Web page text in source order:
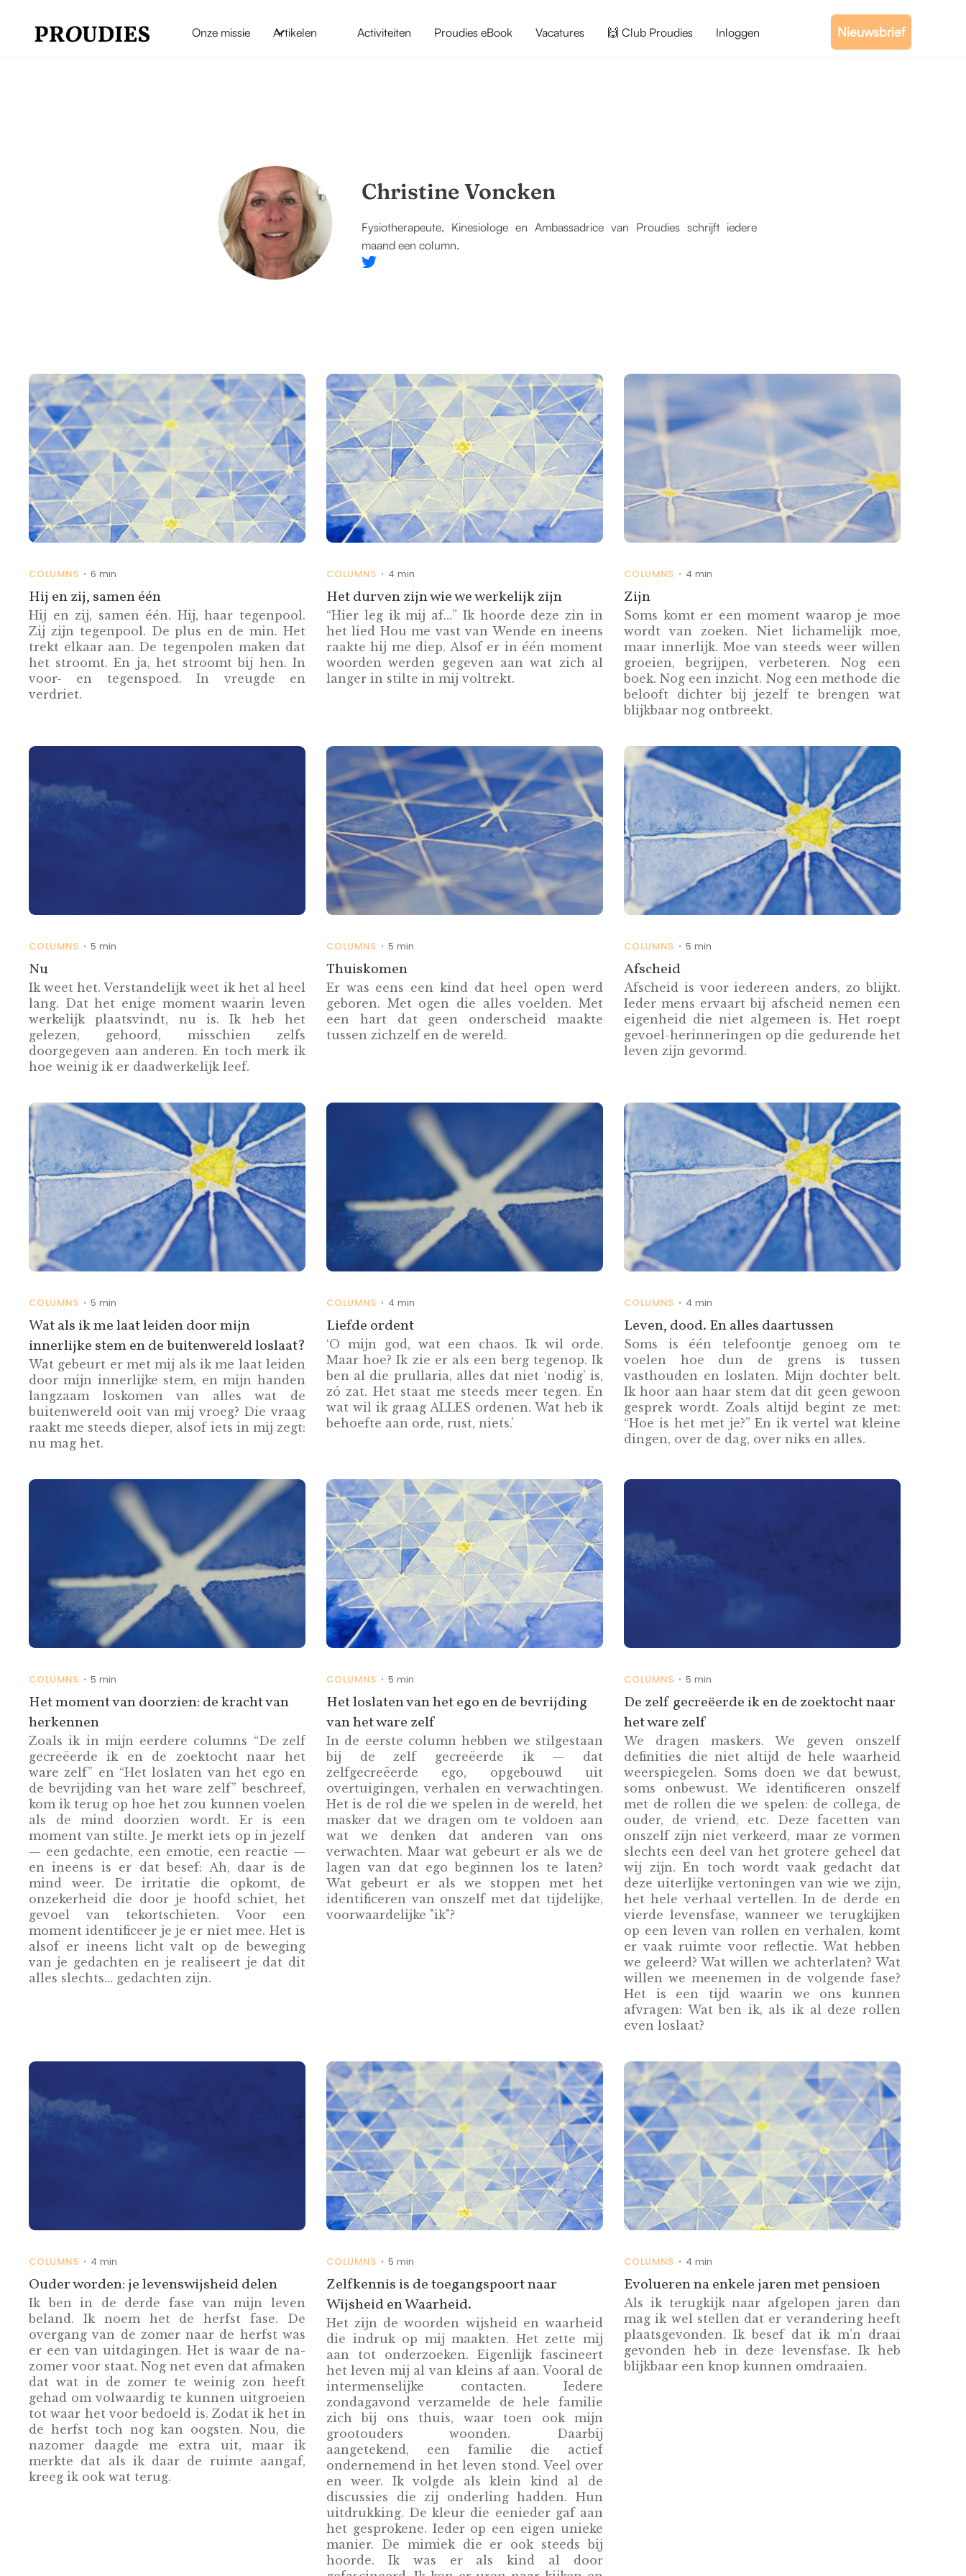
Onze missie Artikelen Activiteiten Proudies eBook Vacatures 🙌 Club Proudies Inloggen Nieuwsbrief
Christine Voncken
Fysiotherapeute, Kinesiologe en Ambassadrice van Proudies schrijft iedere
maand een column.
COLUMNS • 6 min
Hij en zij, samen één
Hij en zij, samen één. Hij, haar tegenpool.
Zij zijn tegenpool. De plus en de min. Het
trekt elkaar aan. De tegenpolen maken dat
het stroomt. En ja, het stroomt bij hen. In
voor- en tegenspoed. In vreugde en
verdriet.
COLUMNS • 4 min
Het durven zijn wie we werkelijk zijn
“Hier leg ik mij af…” Ik hoorde deze zin in
het lied Hou me vast van Wende en ineens
raakte hij me diep. Alsof er in één moment
woorden werden gegeven aan wat zich al
langer in stilte in mij voltrekt.
COLUMNS • 4 min
Zijn
Soms komt er een moment waarop je moe
wordt van zoeken. Niet lichamelijk moe,
maar innerlijk. Moe van steeds weer willen
groeien, begrijpen, verbeteren. Nog een
boek. Nog een inzicht. Nog een methode die
belooft dichter bij jezelf te brengen wat
blijkbaar nog ontbreekt.
COLUMNS • 5 min
Nu
Ik weet het. Verstandelijk weet ik het al heel
lang. Dat het enige moment waarin leven
werkelijk plaatsvindt, nu is. Ik heb het
gelezen, gehoord, misschien zelfs
doorgegeven aan anderen. En toch merk ik
hoe weinig ik er daadwerkelijk leef.
COLUMNS • 5 min
Thuiskomen
Er was eens een kind dat heel open werd
geboren. Met ogen die alles voelden. Met
een hart dat geen onderscheid maakte
tussen zichzelf en de wereld.
COLUMNS • 5 min
Afscheid
Afscheid is voor iedereen anders, zo blijkt.
Ieder mens ervaart bij afscheid nemen een
eigenheid die niet algemeen is. Het roept
gevoel-herinneringen op die gedurende het
leven zijn gevormd.
COLUMNS • 5 min
Wat als ik me laat leiden door mijn
innerlijke stem en de buitenwereld loslaat?
Wat gebeurt er met mij als ik me laat leiden
door mijn innerlijke stem, en mijn handen
langzaam loskomen van alles wat de
buitenwereld ooit van mij vroeg? Die vraag
raakt me steeds dieper, alsof iets in mij zegt:
nu mag het.
COLUMNS • 4 min
Liefde ordent
‘O mijn god, wat een chaos. Ik wil orde.
Maar hoe? Ik zie er als een berg tegenop. Ik
ben al die prullaria, alles dat niet ‘nodig’ is,
zó zat. Het staat me steeds meer tegen. En
wat wil ik graag ALLES ordenen. Wat heb ik
behoefte aan orde, rust, niets.’
COLUMNS • 4 min
Leven, dood. En alles daartussen
Soms is één telefoontje genoeg om te
voelen hoe dun de grens is tussen
vasthouden en loslaten. Mijn dochter belt.
Ik hoor aan haar stem dat dit geen gewoon
gesprek wordt. Zoals altijd begint ze met:
“Hoe is het met je?” En ik vertel wat kleine
dingen, over de dag, over niks en alles.
COLUMNS • 5 min
Het moment van doorzien: de kracht van
herkennen
Zoals ik in mijn eerdere columns “De zelf
gecreëerde ik en de zoektocht naar het
ware zelf” en “Het loslaten van het ego en
de bevrijding van het ware zelf” beschreef,
kom ik terug op hoe het zou kunnen voelen
als de mind doorzien wordt. Er is een
moment van stilte. Je merkt iets op in jezelf
— een gedachte, een emotie, een reactie —
en ineens is er dat besef: Ah, daar is de
mind weer. De irritatie die opkomt, de
onzekerheid die door je hoofd schiet, het
gevoel van tekortschieten. Voor een
moment identificeer je je er niet mee. Het is
alsof er ineens licht valt op de beweging
van je gedachten en je realiseert je dat dit
alles slechts… gedachten zijn.
COLUMNS • 5 min
Het loslaten van het ego en de bevrijding
van het ware zelf
In de eerste column hebben we stilgestaan
bij de zelf gecreëerde ik — dat
zelfgecreëerde ego, opgebouwd uit
overtuigingen, verhalen en verwachtingen.
Het is de rol die we spelen in de wereld, het
masker dat we dragen om te voldoen aan
wat we denken dat anderen van ons
verwachten. Maar wat gebeurt er als we de
lagen van dat ego beginnen los te laten?
Wat gebeurt er als we stoppen met het
identificeren van onszelf met dat tijdelijke,
voorwaardelijke "ik"?
COLUMNS • 5 min
De zelf gecreëerde ik en de zoektocht naar
het ware zelf
We dragen maskers. We geven onszelf
definities die niet altijd de hele waarheid
weerspiegelen. Soms doen we dat bewust,
soms onbewust. We identificeren onszelf
met de rollen die we spelen: de collega, de
ouder, de vriend, etc. Deze facetten van
onszelf zijn niet verkeerd, maar ze vormen
slechts een deel van het grotere geheel dat
wij zijn. En toch wordt vaak gedacht dat
deze uiterlijke vertoningen van wie we zijn,
het hele verhaal vertellen. In de derde en
vierde levensfase, wanneer we terugkijken
op een leven van rollen en verhalen, komt
er vaak ruimte voor reflectie. Wat hebben
we geleerd? Wat willen we achterlaten? Wat
willen we meenemen in de volgende fase?
Het is een tijd waarin we ons kunnen
afvragen: Wat ben ik, als ik al deze rollen
even loslaat?
COLUMNS • 4 min
Ouder worden: je levenswijsheid delen
Ik ben in de derde fase van mijn leven
beland. Ik noem het de herfst fase. De
overgang van de zomer naar de herfst was
er een van uitdagingen. Het is waar de na-
zomer voor staat. Nog net even dat afmaken
dat wat in de zomer te weinig zon heeft
gehad om volwaardig te kunnen uitgroeien
tot waar het voor bedoeld is. Zodat ik het in
de herfst toch nog kan oogsten. Nou, die
nazomer daagde me extra uit, maar ik
merkte dat als ik daar de ruimte aangaf,
kreeg ik ook wat terug.
COLUMNS • 5 min
Zelfkennis is de toegangspoort naar
Wijsheid en Waarheid.
Het zijn de woorden wijsheid en waarheid
die indruk op mij maakten. Het zette mij
aan tot onderzoeken. Eigenlijk fascineert
het leven mij al van kleins af aan. Vooral de
intermenselijke contacten. Iedere
zondagavond verzamelde de hele familie
zich bij ons thuis, waar toen ook mijn
grootouders woonden. Daarbij
aangetekend, een familie die actief
ondernemend in het leven stond. Veel over
en weer. Ik volgde als klein kind al de
discussies die zij onderling hadden. Hun
uitdrukking. De kleur die eenieder gaf aan
het gesprokene. Ieder op een eigen unieke
manier. De mimiek die er ook steeds bij
hoorde. Ik was er als kind al door
COLUMNS • 4 min
Evolueren na enkele jaren met pensioen
Als ik terugkijk naar afgelopen jaren dan
mag ik wel stellen dat er verandering heeft
plaatsgevonden. Ik besef dat ik m’n draai
gevonden heb in deze levensfase. Ik heb
blijkbaar een knop kunnen omdraaien.